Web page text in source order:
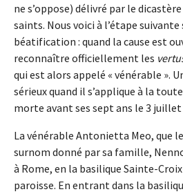
ne s’oppose) délivré par le
saints. Nous voici à l’étape
béatification : quand la cause est
reconnaître officiellement les
qui est alors appelé « vénérable ».
sérieux quand il s’applique à la
morte avant ses sept ans le 3 juillet
La vénérable Antonietta Meo, que
surnom donné par sa famille,
à Rome, en la basilique Sainte-
paroisse. En entrant dans la